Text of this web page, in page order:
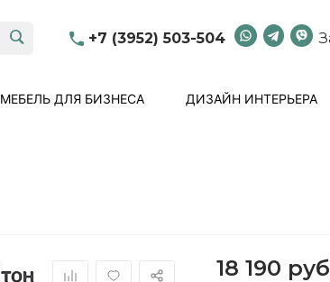
+7 (3952) 503-504
МЕБЕЛЬ ДЛЯ БИЗНЕСА ДИЗАЙН ИНТЕРЬЕРА
18 190